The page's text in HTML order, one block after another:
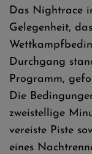
Das Nightrace
Gelegenheit,
Durchgang
Programm,
Die
zweistellige
vereiste Piste
eines